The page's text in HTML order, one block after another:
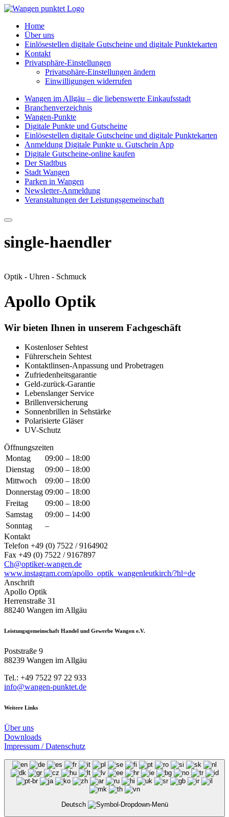
Home
Über uns
Einlösestellen digitale Gutscheine und digitale Punktekarten
Kontakt
Privatsphäre-Einstellungen
Privatsphäre-Einstellungen ändern
Einwilligungen widerrufen
Wangen im Allgäu – die liebenswerte Einkaufsstadt
Branchenverzeichnis
Wangen-Punkte
Digitale Punkte und Gutscheine
Einlösestellen digitale Gutscheine und digitale Punktekarten
Anmeldung Digitale Punkte u. Gutschein App
Digitale Gutscheine-online kaufen
Der Stadtbus
Stadt Wangen
Parken in Wangen
Newsletter-Anmeldung
Veranstaltungen der Leistungsgemeinschaft
single-haendler
Optik - Uhren - Schmuck
Apollo Optik
Wir bieten Ihnen in unserem Fachgeschäft
Kostenloser Sehtest
Führerschein Sehtest
Kontaktlinsen-Anpassung und Probetragen
Zufriedenheitsgarantie
Geld-zurück-Garantie
Lebenslanger Service
Brillenversicherung
Sonnenbrillen in Sehstärke
Polarisierte Gläser
UV-Schutz
Öffnungszeiten
Montag
09:00 – 18:00
Dienstag
09:00 – 18:00
Mittwoch
09:00 – 18:00
Donnerstag 09:00 – 18:00
Freitag
09:00 – 18:00
Samstag
09:00 – 14:00
Sonntag
–
Kontakt
Telefon +49 (0) 7522 / 9164902
Fax +49 (0) 7522 / 9167897
Ch@optiker-wangen.de
www.instagram.com/apollo_optik_wangenleutkirch/?hl=de
Anschrift
Apollo Optik
Herrenstraße 31
88240 Wangen im Allgäu
Leistungsgemeinschaft Handel und Gewerbe Wangen e.V.
Poststraße 9
88239 Wangen im Allgäu
Tel.: +49 7522 97 22 933
info@wangen-punktet.de
Weitere Links
Über uns
Downloads
Impressum / Datenschutz
Deutsch